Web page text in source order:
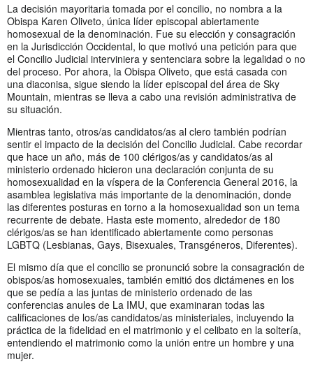
La decisión mayoritaria tomada por el concilio, no nombra a la
Obispa Karen Oliveto, única líder episcopal abiertamente
homosexual de la denominación. Fue su elección y consagración
en la Jurisdicción Occidental, lo que motivó una petición para que
el Concilio Judicial interviniera y sentenciara sobre la legalidad o no
del proceso. Por ahora, la Obispa Oliveto, que está casada con
una diaconisa, sigue siendo la líder episcopal del área de Sky
Mountain, mientras se lleva a cabo una revisión administrativa de
su situación.
Mientras tanto, otros/as candidatos/as al clero también podrían
sentir el impacto de la decisión del Concilio Judicial. Cabe recordar
que hace un año, más de 100 clérigos/as y candidatos/as al
ministerio ordenado hicieron una declaración conjunta de su
homosexualidad en la víspera de la Conferencia General 2016, la
asamblea legislativa más importante de la denominación, donde
las diferentes posturas en torno a la homosexualidad son un tema
recurrente de debate. Hasta este momento, alrededor de 180
clérigos/as se han identificado abiertamente como personas
LGBTQ (Lesbianas, Gays, Bisexuales, Transgéneros, Diferentes).
El mismo día que el concilio se pronunció sobre la consagración de
obispos/as homosexuales, también emitió dos dictámenes en los
que se pedía a las juntas de ministerio ordenado de las
conferencias anules de La IMU, que examinaran todas las
calificaciones de los/as candidatos/as ministeriales, incluyendo la
práctica de la fidelidad en el matrimonio y el celibato en la soltería,
entendiendo el matrimonio como la unión entre un hombre y una
mujer.